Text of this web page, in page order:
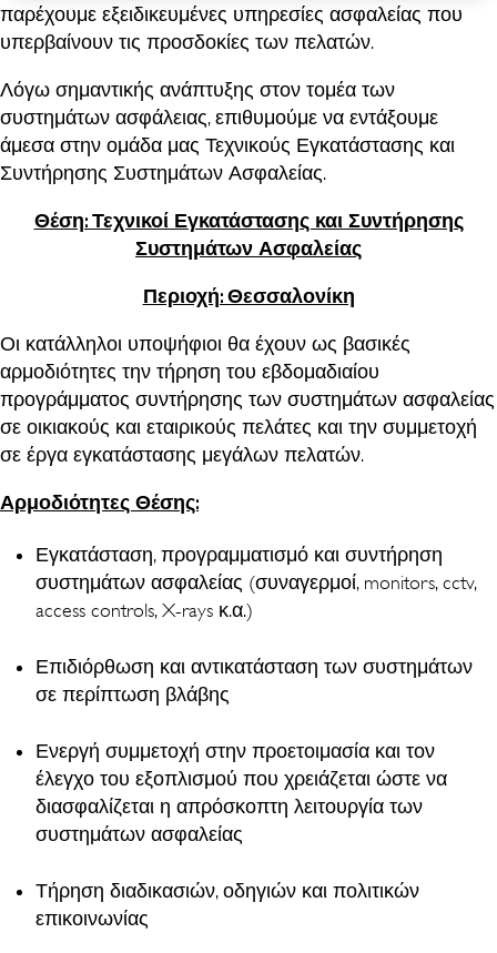
παρέχουμε εξειδικευμένες υπηρεσίες ασφαλείας που
υπερβαίνουν τις προσδοκίες των πελατών.
Λόγω σημαντικής ανάπτυξης στον τομέα των
συστημάτων ασφάλειας, επιθυμούμε να εντάξουμε
άμεσα στην ομάδα μας Τεχνικούς Εγκατάστασης και
Συντήρησης Συστημάτων Ασφαλείας.
Θέση: Τεχνικοί Εγκατάστασης και Συντήρησης
Συστημάτων Ασφαλείας
Περιοχή: Θεσσαλονίκη
Οι κατάλληλοι υποψήφιοι θα έχουν ως βασικές
αρμοδιότητες την τήρηση του εβδομαδιαίου
προγράμματος συντήρησης των συστημάτων ασφαλείας
σε οικιακούς και εταιρικούς πελάτες και την συμμετοχή
σε έργα εγκατάστασης μεγάλων πελατών.
Αρμοδιότητες Θέσης:
Εγκατάσταση, προγραμματισμό και συντήρηση
συστημάτων ασφαλείας (συναγερμοί, monitors, cctv,
access controls, X-rays κ.α.)
Επιδιόρθωση και αντικατάσταση των συστημάτων
σε περίπτωση βλάβης
Ενεργή συμμετοχή στην προετοιμασία και τον
έλεγχο του εξοπλισμού που χρειάζεται ώστε να
διασφαλίζεται η απρόσκοπτη λειτουργία των
συστημάτων ασφαλείας
Τήρηση διαδικασιών, οδηγιών και πολιτικών
επικοινωνίας